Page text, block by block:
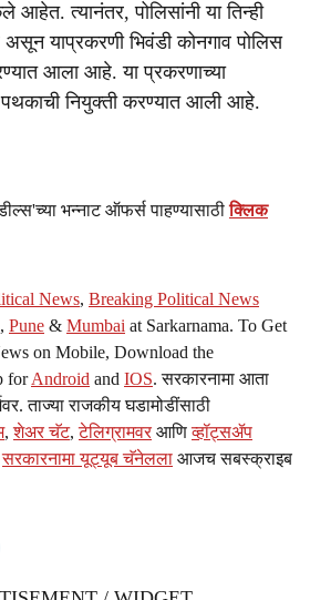
आहेत. त्यानंतर, पोलिसांनी या तिन्ही
याप्रकरणी भिवंडी कोनगाव पोलिस
आला आहे. या प्रकरणाच्या
पथकाची नियुक्ती करण्यात आली आहे.
भन्नाट ऑफर्स पाहण्यासाठीक्लिक
News, Breaking Political News
, Pune & Mumbai at Sarkarnama. To Get
on Mobile, Download the
forAndroid and IOS. सरकारनामा आता
ताज्या राजकीय घडामोडींसाठी
,शेअर चॅट,टेलिग्रामवर आणिव्हॉट्सॲप
सरकारनामा यूट्यूब चॅनेलला आजच सबस्क्राइब